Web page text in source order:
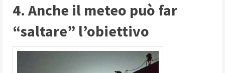
4. Anche il meteo può far
“saltare” l’obiettivo